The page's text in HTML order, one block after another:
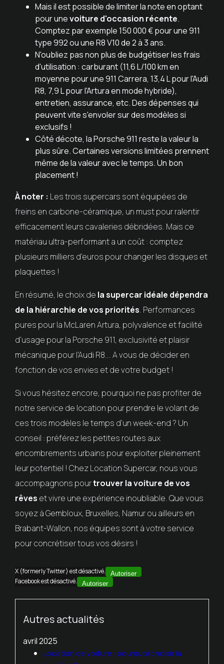
Mais il est possible de limiter la note en optant
pour unevoiture d'occasion récente.
Comptez par exemple 150 000 € pour une 911
type 992 ou une R8 V10 de 2 à 3 ans.
N'oubliez pas non plus de budgétiser les frais
d'utilisation : carburant (11,6 L/100 km en
moyenne pour une 911 Carrera, 13,4 L pour l'Audi
R8, 7,9 L pour l'Artura en mode hybride),
entretien, assurance, etc. Des dépenses qui
peuvent vite s'envoler sur des modèles si
exclusifs !
Côté décote, la Porsche 911 reste la valeur la
plus sûre. Certaines versions limitées prennent
même de la valeur avec le temps. Un bon
placement !
À noter : Les trois supercars sont équipées de
freins en carbone-céramique, un must pour ralentir
efficacement leurs cavaleries débridées. Mais ce
matériau ultra-performant a un coût : comptez
plusieurs milliers d'euros pour changer les disques et
plaquettes !
En résumé, le choix de la supercar idéale dépendra
de la hiérarchie de vos priorités. Performances
pures pour la McLaren Artura, polyvalence et facilité
d'usage pour la Porsche 911, exclusivité et plaisir
mécanique pour l'Audi R8... A vous de décider en
fonction de vos envies et de votre budget !
Si vous hésitez encore, pourquoi ne pas profiter de
notre service de location pour prendre le volant de
ces trois modèles le temps d'un week-end ? Un
conseil : préférez les petites routes aux
encombrements urbains pour exploiter pleinement
leur potentiel ! Chez Location Supercar, nous vous
accompagnons pourtrouver la voiture de vos
rêves et vivre une expérience inoubliable. Que vous
soyez à Gembloux, Bruxelles, Namur ou ailleurs en
Brabant-Wallon, nos équipes sont à votre service
pour concrétiser tous vos désirs !
X (formerly Twitter) est désactivé. Autoriser
Facebook est désactivé. Autoriser
Autres actualités
avril 2025
Location de voiture : pourquoi choisir la